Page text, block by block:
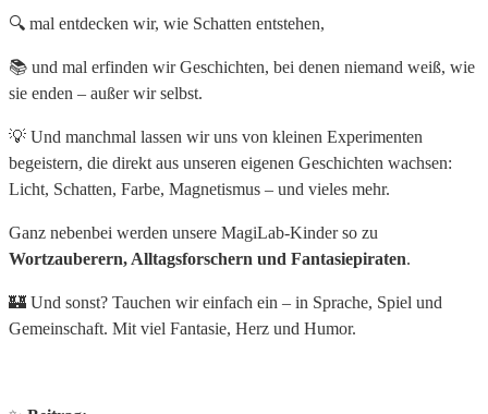
🔍 mal entdecken wir, wie Schatten entstehen,
📚 und mal erfinden wir Geschichten, bei denen niemand weiß, wie
sie enden – außer wir selbst.
💡 Und manchmal lassen wir uns von kleinen Experimenten
begeistern, die direkt aus unseren eigenen Geschichten wachsen:
Licht, Schatten, Farbe, Magnetismus – und vieles mehr.
Ganz nebenbei werden unsere MagiLab-Kinder so zu
Wortzauberern, Alltagsforschern und Fantasiepiraten.
🏰 Und sonst? Tauchen wir einfach ein – in Sprache, Spiel und
Gemeinschaft. Mit viel Fantasie, Herz und Humor.